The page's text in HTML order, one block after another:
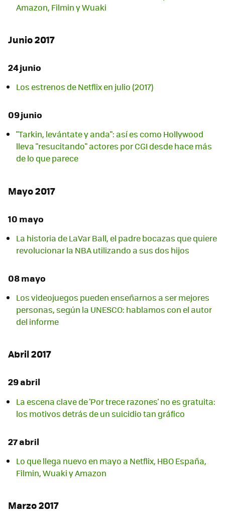
Amazon, Filmin y Wuaki
Junio 2017
24 junio
Los estrenos de Netflix en julio (2017)
09 junio
"Tarkin, levántate y anda": así es como Hollywood
lleva "resucitando" actores por CGI desde hace más
de lo que parece
Mayo 2017
10 mayo
La historia de LaVar Ball, el padre bocazas que quiere
revolucionar la NBA utilizando a sus dos hijos
08 mayo
Los videojuegos pueden enseñarnos a ser mejores
personas, según la UNESCO: hablamos con el autor
del informe
Abril 2017
29 abril
La escena clave de 'Por trece razones' no es gratuita:
los motivos detrás de un suicidio tan gráfico
27 abril
Lo que llega nuevo en mayo a Netflix, HBO España,
Filmin, Wuaki y Amazon
Marzo 2017